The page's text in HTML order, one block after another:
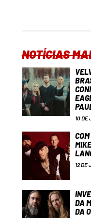
NOTÍCIAS
10 DE
12 DE
DA
DA